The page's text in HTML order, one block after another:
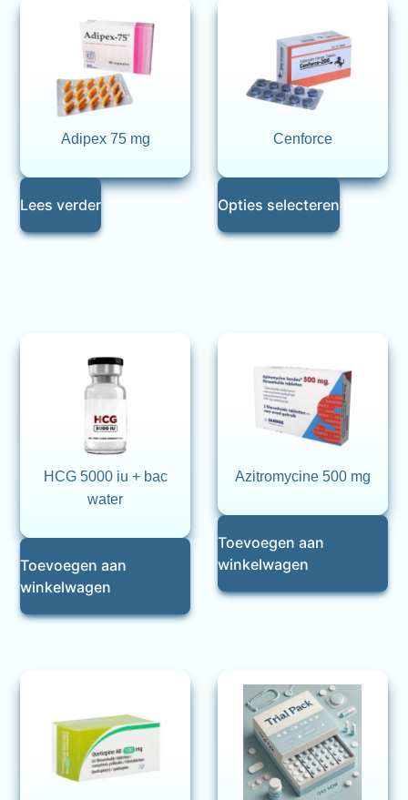
Adipex 75 mg
Lees verder
Cenforce
Opties selecteren
HCG 5000 iu + bac
water
Toevoegen aan
winkelwagen
Azitromycine 500 mg
Toevoegen aan
winkelwagen